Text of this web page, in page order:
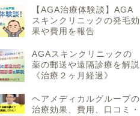
【AGA治療体験談】AGA
スキンクリニックの発毛効
果や費用を報告
AGAスキンクリニックの
薬の郵送や遠隔診療を解説
《治療２ヶ月経過》
ヘアメディカルグループの
治療効果、費用、口コミ・